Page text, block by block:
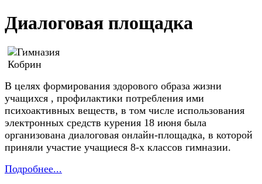
Диалоговая площадка
В целях формирования здорового образа жизни
учащихся , профилактики потребления ими
психоактивных веществ, в том числе использования
электронных средств курения 18 июня была
организована диалоговая онлайн-площадка, в которой
приняли участие учащиеся 8-х классов гимназии.
Подробнее...